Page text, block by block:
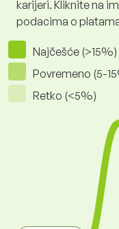
karijeri. Kliknite na
podacima o
Najčešće (>15%)
Povremeno (5-
Retko (<5%)